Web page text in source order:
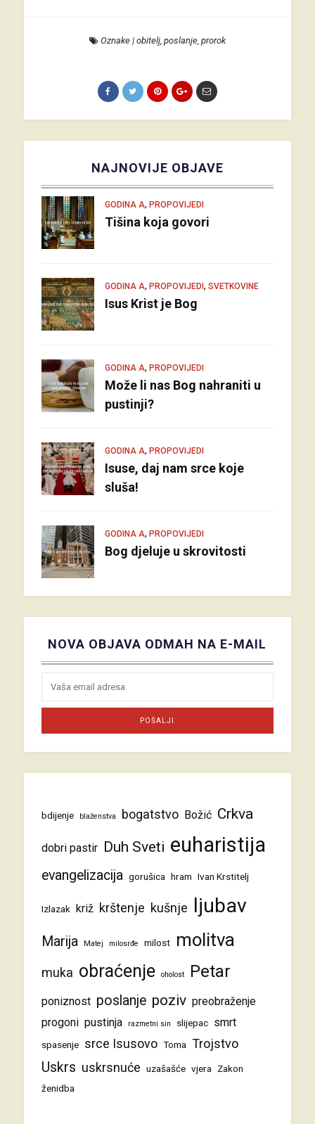
Oznake| obitelj, poslanje, prorok
NAJNOVIJE OBJAVE
GODINA A, PROPOVIJEDI
Tišina koja govori
GODINA A, PROPOVIJEDI, SVETKOVINE
Isus Krist je Bog
GODINA A, PROPOVIJEDI
Može li nas Bog nahraniti u
pustinji?
GODINA A, PROPOVIJEDI
Isuse, daj nam srce koje
sluša!
GODINA A, PROPOVIJEDI
Bog djeluje u skrovitosti
NOVA OBJAVA ODMAH NA E-MAIL
bdijenje blaženstva bogatstvo Božić Crkva
dobri pastir Duh Sveti euharistija
evangelizacija gorušica hram Ivan Krstitelj
Izlazak križ krštenje kušnje ljubav
Marija Matej milosrđe milost molitva
muka obraćenje oholost Petar
poniznost poslanje poziv preobraženje
progoni pustinja razmetni sin slijepac smrt
spasenje srce Isusovo Toma Trojstvo
Uskrs uskrsnuće uzašašće vjera
Zakon
ženidba